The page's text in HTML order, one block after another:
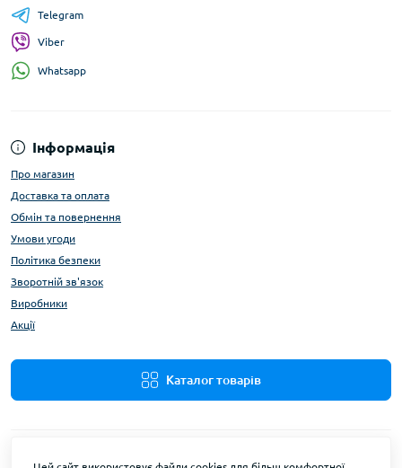
Інформація
Про магазин
Доставка та оплата
Обмін та повернення
Умови угоди
Політика безпеки
Зворотній зв'язок
Виробники
Акції
Каталог товарів
Telegram
Viber
Whatsapp